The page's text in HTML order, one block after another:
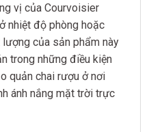
vị của Courvoisier
nhiệt độ phòng hoặc
của sản phẩm này
trong những điều kiện
quản chai rượu ở nơi
ánh nắng mặt trời trực